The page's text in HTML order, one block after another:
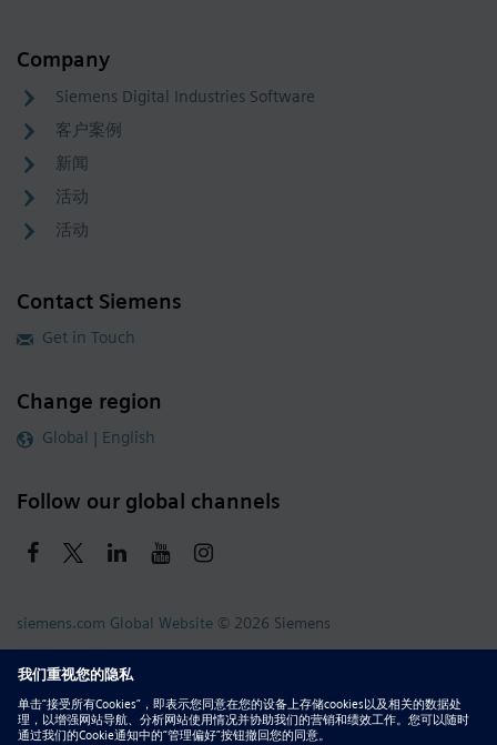
Company
Siemens Digital Industries Software
客户案例
新闻
活动
活动
Contact Siemens
Get in Touch
Change region
Global | English
Follow our global channels
siemens.com Global Website © 2026 Siemens
Whistleblowing
DMCA
Privacy Notice
Terms of Use
Digital ID Report Piracy